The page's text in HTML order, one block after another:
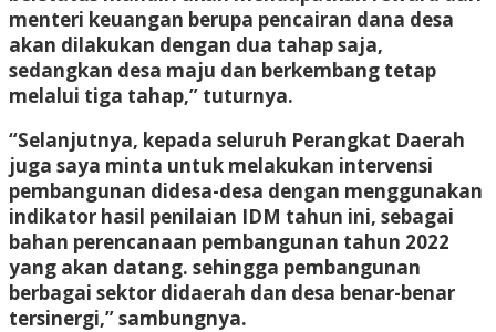
menteri keuangan berupa pencairan dana desa
akan dilakukan dengan dua tahap saja,
sedangkan desa maju dan berkembang tetap
melalui tiga tahap,” tuturnya.
“Selanjutnya, kepada seluruh Perangkat Daerah
juga saya minta untuk melakukan intervensi
pembangunan didesa-desa dengan menggunakan
indikator hasil penilaian IDM tahun ini, sebagai
bahan perencanaan pembangunan tahun 2022
yang akan datang. sehingga pembangunan
berbagai sektor didaerah dan desa benar-benar
tersinergi,” sambungnya.